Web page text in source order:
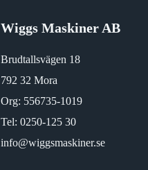
Wiggs Maskiner AB
Brudtallsvägen 18
792 32 Mora
Org: 556735-1019
Tel: 0250-125 30
info@wiggsmaskiner.se